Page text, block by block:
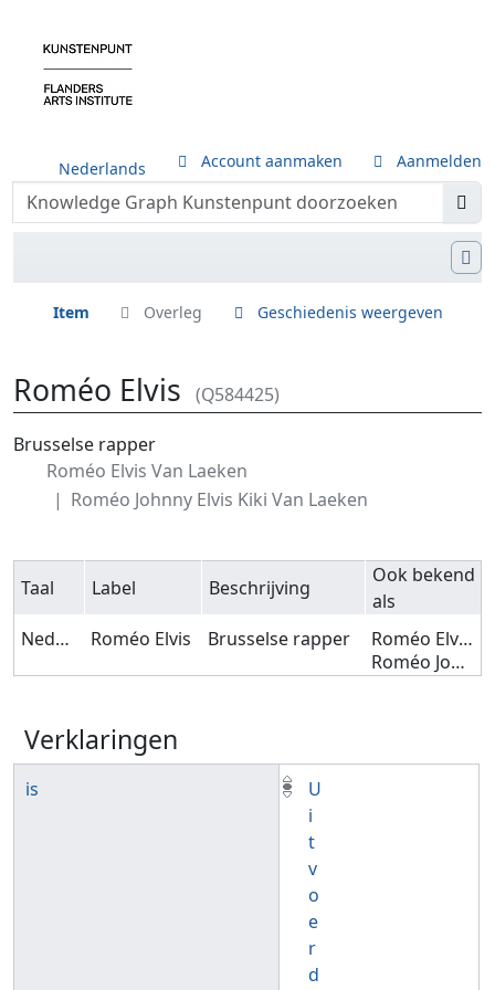
Nederlands Account aanmaken Aanmelden
Item Overleg Geschiedenis weergeven
Roméo Elvis (Q584425)
Ga naar:navigatie
Brusselse rapper
Roméo Elvis Van Laeken
Roméo Johnny Elvis Kiki Van Laeken
Taal Label Beschrijving
Ook bekend
als
Nederlands
Roméo Elvis Brusselse rapper
Roméo Elvis Van Laeken
Roméo Johnny Elvis Kiki Van Laeken
Verklaringen
is
U
i
t
v
o
e
r
d